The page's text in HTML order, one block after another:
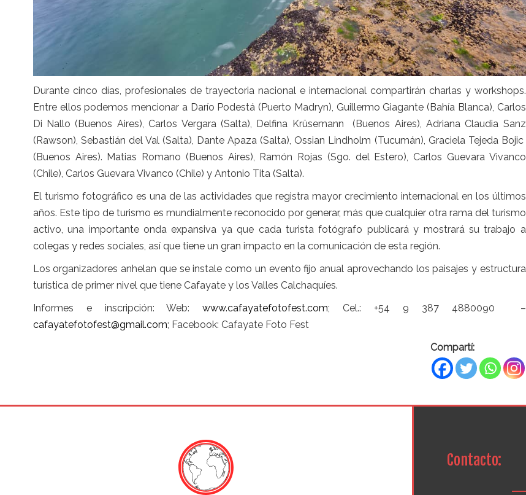
Durante cinco días, profesionales de trayectoria nacional e internacional compartirán charlas y workshops.
Entre ellos podemos mencionar a Darío Podestá (Puerto Madryn), Guillermo Giagante (Bahía Blanca), Carlos
Di Nallo (Buenos Aires), Carlos Vergara (Salta), Delfina Krüsemann (Buenos Aires), Adriana Claudia Sanz
(Rawson), Sebastián del Val (Salta), Dante Apaza (Salta), Ossian Lindholm (Tucumán), Graciela Tejeda Bojic
(Buenos Aires). Matias Romano (Buenos Aires), Ramón Rojas (Sgo. del Estero), Carlos Guevara Vivanco
(Chile), Carlos Guevara Vivanco (Chile) y Antonio Tita (Salta).
El turismo fotográfico es una de las actividades que registra mayor crecimiento internacional en los últimos
años. Este tipo de turismo es mundialmente reconocido por generar, más que cualquier otra rama del turismo
activo, una importante onda expansiva ya que cada turista fotógrafo publicará y mostrará su trabajo a
colegas y redes sociales, así que tiene un gran impacto en la comunicación de esta región.
Los organizadores anhelan que se instale como un evento fijo anual aprovechando los paisajes y estructura
turística de primer nivel que tiene Cafayate y los Valles Calchaquíes.
Informes e inscripción: Web:www.cafayatefotofest.com; Cel.: +54 9 387 4880090 –
cafayatefotofest@gmail.com; Facebook: Cafayate Foto Fest
Compartí:
Contacto: